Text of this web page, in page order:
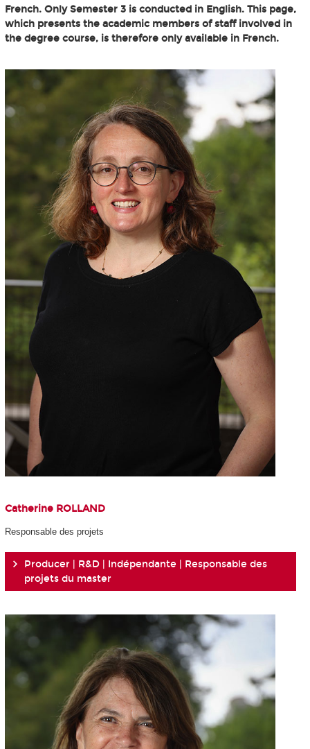
French. Only Semester 3 is conducted in English. This page,
which presents the academic members of staff involved in
the degree course, is therefore only available in French.
Catherine ROLLAND
Responsable des projets
Producer | R&D | Indépendante | Responsable des
projets du master